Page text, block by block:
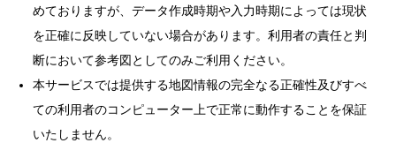
めておりますが、データ作成時期や入力時期によっては現状
を正確に反映していない場合があります。利用者の責任と判
断において参考図としてのみご利用ください。
本サービスでは提供する地図情報の完全なる正確性及びすべ
ての利用者のコンピューター上で正常に動作することを保証
いたしません。